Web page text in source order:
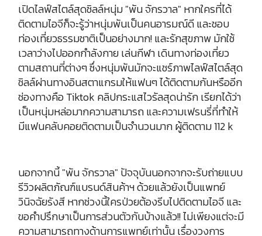
เปิดไลฟ์สไตล์สุดชิลล์หนุ่ม "พัน จักรวาล" หากใครที่ได้
ติดตามไอจีก็จะรู้ว่าหนุ่มพันเป็นคนอารมณ์ดี และชอบ
ท่องเที่ยวธรรมชาติเป็นอย่างมาก! และรักสุขภาพ มักใช้
เวลาว่างไปออกกำลังกาย เล่นกีฬา เดินทางท่องเที่ยว
ตามสถานที่ต่างๆ ซึ่งหนุ่มพันมักจะแชร์ภาพไลฟ์สไตล์สุด
ชิลล์ผ่านทางอินสตาแกรมให้แฟนๆ ได้ติดตามกันหรืออีก
ช่องทางคือ Tiktok คลิปกระแสไวรัลสุดน่ารัก เรียกได้ว่า
เป็นหนุ่มหล่อมากความสามารถ และความเฟรนรี่ที่ทำให้
มีแฟนคลับคอยติดตามเป็นจำนวนมาก ผู้ติดตาม 112 k
นอกจากนี้ "พัน จักรวาล" ปัจจุบันนอกจากจะรับถ่ายแบบ
รีวิวผลิตภัณฑ์แบรนด์สินค้าฯ ด้วยแล้วยังเป็นแพทย์
วินิจฉัยรังสี หากช่วงนี้ใครป่วยต้องรีบไปติดตามไอจี และ
ขอคำปรึกษาเป็นการส่วนตัวกันบ้างแล้ว!! ไม่เพียงแต่จะมี
ความสามารถทางด้านการแพทย์เท่านั้น เรื่องวงการ